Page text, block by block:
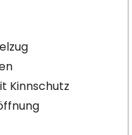
Kinnschutz